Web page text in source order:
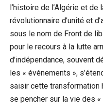
l’histoire de l’Algérie et de
révolutionnaire d’unité et
sous le nom de Front de
pour le recours à la lutte
d’indépendance, souvent
les « événements »,
saisir cette
se pencher sur la vie des